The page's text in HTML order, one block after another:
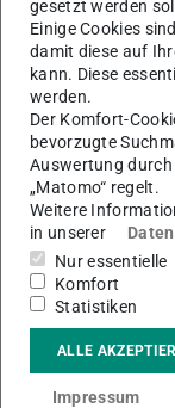
Übersicht
Ausleihe
Fernleihe
Medien
Übersicht
gesetzt werden
Einige Cookies
damit diese auf
kann. Diese
werden.
Der Komfort-
bevorzugte
Auswertung
„Matomo“ regelt.
Weitere
in unserer
Nur essentielle
Komfort
Statistiken
ALLE
Impressum